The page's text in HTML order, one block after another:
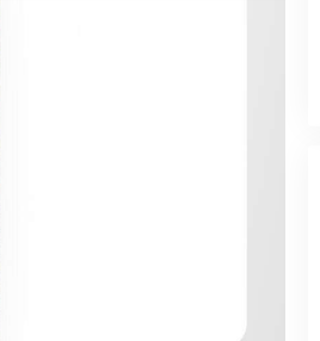
Решение
Причина
Основы